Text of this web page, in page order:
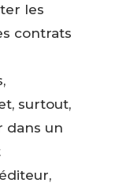
les
contrats
surtout,
dans un